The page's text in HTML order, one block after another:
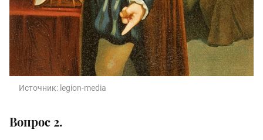
Источник: legion-media
Вопрос 2.